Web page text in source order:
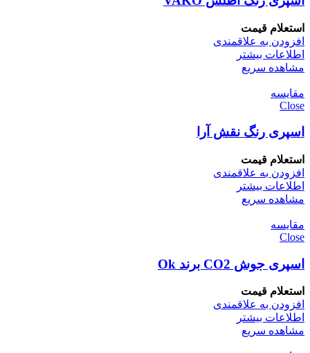
استعلام قیمت
افزودن به علاقمندی
اطلاعات بیشتر
مشاهده سریع
مقایسه
Close
اسپری رنگ نقش آرا
استعلام قیمت
افزودن به علاقمندی
اطلاعات بیشتر
مشاهده سریع
مقایسه
Close
اسپری جوش CO2 برند Ok
استعلام قیمت
افزودن به علاقمندی
اطلاعات بیشتر
مشاهده سریع